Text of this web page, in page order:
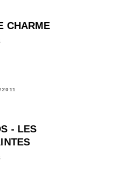
CHARME
2011
- LES